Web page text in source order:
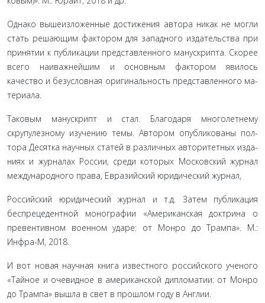
Однако вышеизложенные достижения автора никак не могли
стать решающим фактором для западного издательства при
принятии к публикации представленного манускрипта. Скорее
всего наиважнейшим и основным фактором явилось
качество и безусловная оригинальность представленного ма­
териала.
Таковым манускрипт и стал. Благодаря многолетнему
скрупулезному изучению темы. Автором опубликованы пол­
тора Десятка научных статей в различных авторитетных изда­
ниях и журналах России, среди которых Московский журнал
международного права, Евразийский юридический журнал,
Российский юридический журнал и т.д. Затем публи­кация
беспрецедентной мо­нографии «Американская доктрина о
превентивном военном ударе: от Монро до Трампа». М.:
Инфра-М, 2018.
И вот новая научная книга известного россий­ского ученого
«Тайное и очевидное в американской дипломатии: от Монро
до Трампа» вышла в свет в прошлом году в Англии.